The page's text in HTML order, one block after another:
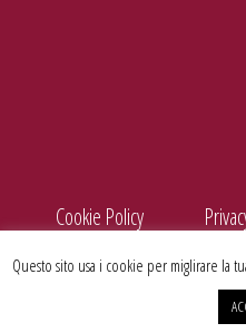
Cookie Policy
Questo sito usa i cookie per miglirare la